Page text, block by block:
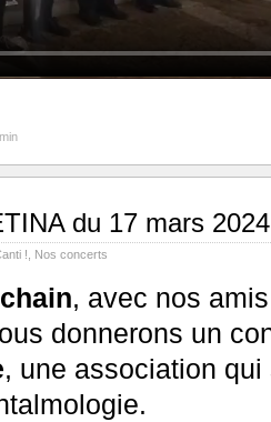
du 17 mars 2024
! Nos concerts
, avec nos
donnerons un
, une association